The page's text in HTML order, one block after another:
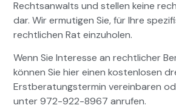
Rechtsanwalts und stellen keine
dar. Wir ermutigen Sie, für Ihre
rechtlichen Rat einzuholen.
Wenn Sie Interesse an rechtlicher
können Sie hier einen kostenlosen
Erstberatungstermin vereinbaren
unter 972-922-8967 anrufen.